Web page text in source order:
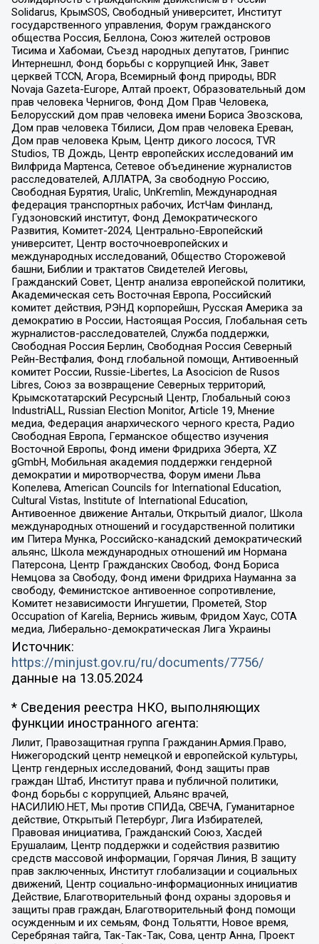
Solidarus, КрымSOS, Свободный университет, Институт
государственного управления, Форум гражданского
общества Россия, Беллона, Союз жителей островов
Тисима и Хабомаи, Съезд народных депутатов, Гринпис
Интернешнл, Фонд борьбы с коррупцией Инк, Завет
церквей TCCN, Агора, Всемирный фонд природы, BDR
Novaja Gazeta-Europe, Алтай проект, Образовательный дом
прав человека Чернигов, Фонд Дом Прав Человека,
Белорусский дом прав человека имени Бориса Звозскова,
Дом прав человека Тбилиси, Дом прав человека Ереван,
Дом прав человека Крым, Центр дикого лосося, TVR
Studios, ТВ Дождь, Центр европейских исследований им
Вилфрида Мартенса, Сетевое объединение журналистов
расследователей, АЛЛАТРА, За свободную Россию,
Свободная Бурятия, Uralic, UnKremlin, Международная
федерация транспортных рабочих, ИстЧам Финланд,
Гудзоновский институт, Фонд Демократического
Развития, Комитет-2024, Центрально-Европейский
университет, Центр восточноевропейских и
международных исследований, Общество Сторожевой
башни, Библии и трактатов Свидетелей Иеговы,
Гражданский Совет, Центр анализа европейской политики,
Академическая сеть Восточная Европа, Российский
комитет действия, РЭНД корпорейшн, Русская Америка за
демократию в России, Настоящая Россия, Глобальная сеть
журналистов-расследователей, Служба поддержки,
Свободная Россия Берлин, Свободная Россия Северный
Рейн-Вестфалия, Фонд глобальной помощи, Антивоенный
комитет России, Russie-Libertes, La Asocicion de Rusos
Libres, Союз за возвращение Северных территорий,
Крымскотатарский Ресурсный Центр, Глобальный союз
IndustriALL, Russian Election Monitor, Article 19, Мнение
медиа, Федерация анархического черного креста, Радио
Свободная Европа, Германское общество изучения
Восточной Европы, Фонд имени Фридриха Эберта, XZ
gGmbH, Мобильная академия поддержки гендерной
демократии и миротворчества, Форум имени Льва
Копелева, American Councils for International Education,
Cultural Vistas, Institute of International Education,
Антивоенное движение Антальи, Открытый диалог, Школа
международных отношений и государственной политики
им Питера Мунка, Российско-канадский демократический
альянс, Школа международных отношений им Нормана
Патерсона, Центр Гражданских Свобод, Фонд Бориса
Немцова за Свободу, Фонд имени Фридриха Науманна за
свободу, Феминистское антивоенное сопротивление,
Комитет независимости Ингушетии, Прометей, Stop
Occupation of Karelia, Вернись живым, Фридом Хаус, СОТА
медиа, Либерально-демократическая Лига Украины
Источник:
https://minjust.gov.ru/ru/documents/7756/
данные на 13.05.2024
* Сведения реестра НКО, выполняющих
функции иностранного агента:
Лилит, Правозащитная группа Гражданин.Армия.Право,
Нижегородский центр немецкой и европейской культуры,
Центр гендерных исследований, Фонд защиты прав
граждан Штаб, Институт права и публичной политики,
Фонд борьбы с коррупцией, Альянс врачей,
НАСИЛИЮ.НЕТ, Мы против СПИДа, СВЕЧА, Гуманитарное
действие, Открытый Петербург, Лига Избирателей,
Правовая инициатива, Гражданский Союз, Хасдей
Ерушалаим, Центр поддержки и содействия развитию
средств массовой информации, Горячая Линия, В защиту
прав заключенных, Институт глобализации и социальных
движений, Центр социально-информационных инициатив
Действие, Благотворительный фонд охраны здоровья и
защиты прав граждан, Благотворительный фонд помощи
осужденным и их семьям, Фонд Тольятти, Новое время,
Серебряная тайга, Так-Так-Так, Сова, центр Анна, Проект